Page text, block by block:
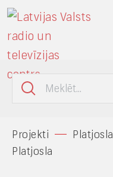
Projekti Platjosla
Platjosla